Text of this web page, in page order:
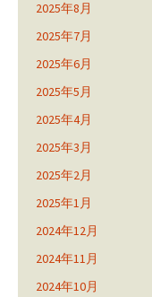
2025年8月
2025年7月
2025年6月
2025年5月
2025年4月
2025年3月
2025年2月
2025年1月
2024年12月
2024年11月
2024年10月